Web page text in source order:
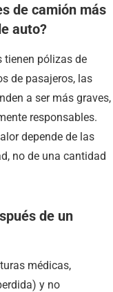
de camión más
auto?
tienen pólizas de
de pasajeros, las
a ser más graves,
responsables.
depende de las
no de una cantidad
de un
médicas,
y no